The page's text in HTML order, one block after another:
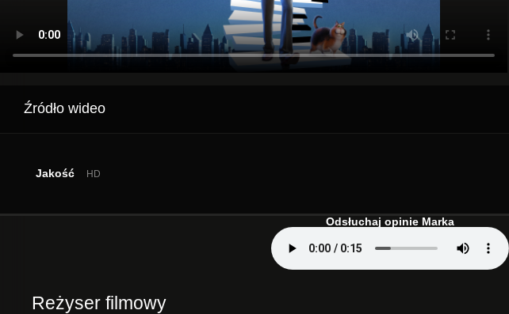
Źródło wideo
Jakość HD
Odsłuchaj opinie Marka
Reżyser filmowy